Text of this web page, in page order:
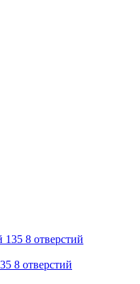
8 отверстий